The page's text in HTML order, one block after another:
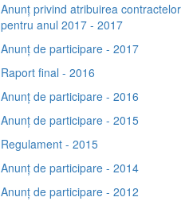
Anunț privind atribuirea
pentru anul 2017 - 2017
Anunț de participare - 2017
Raport final - 2016
Anunț de participare - 2016
Anunț de participare - 2015
Regulament - 2015
Anunț de participare - 2014
Anunț de participare - 2012